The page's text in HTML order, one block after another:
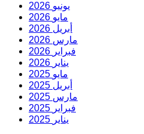
2026 يونيو
2026 مايو
2026 أبريل
2026 مارس
2026 فبراير
2026 يناير
2025 مايو
2025 أبريل
2025 مارس
2025 فبراير
2025 يناير